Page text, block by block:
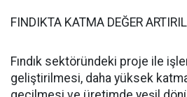
FINDIKTA KATMA DEĞER
Fındık sektöründeki proje ile
geliştirilmesi, daha yüksek